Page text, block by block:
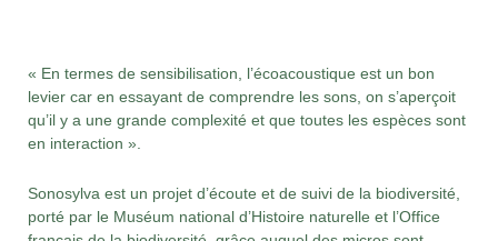
« En termes de sensibilisation, l’écoacoustique est un bon
levier car en essayant de comprendre les sons, on s’aperçoit
qu’il y a une grande complexité et que toutes les espèces sont
en interaction ».
Sonosylva est un projet d’écoute et de suivi de la biodiversité,
porté par le Muséum national d’Histoire naturelle et l’Office